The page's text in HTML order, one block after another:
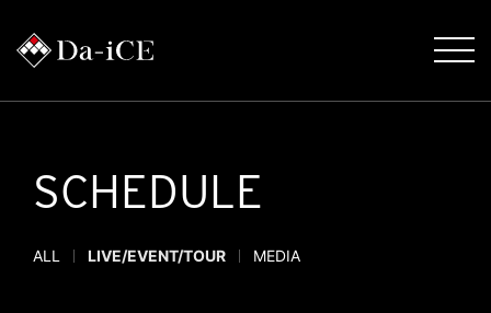
SCHEDULE
ALL LIVE/EVENT/TOUR MEDIA